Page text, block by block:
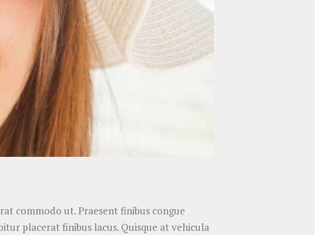
commodo ut. Praesent finibus congue
placerat finibus lacus. Quisque at vehicula